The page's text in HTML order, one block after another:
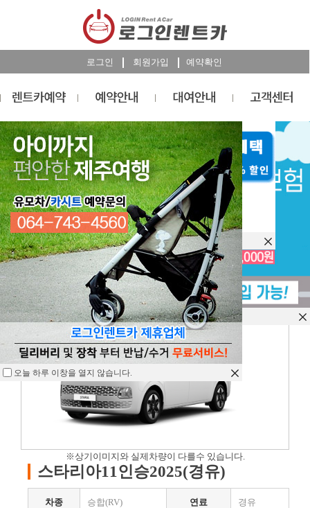
로그인 회원가입 예약확인
렌트카예약
RESERVATION
렌트카 예약하기
※상기이미지와 실제차량이 다를수 있습니다.
스타리아11인승2025(경유)
차종 승합(RV) 연료 경유
오늘 하루 이창을 열지 않습니다.
오늘 하루 이창을 열지 않습니다.
오늘 하루 이창을 열지 않습니다.
오늘 하루 이창을 열지 않습니다.